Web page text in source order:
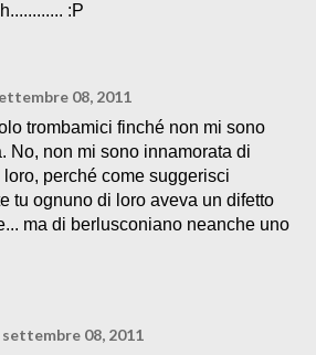
:P
08, 2011
trombamici finché non mi sono
No, non mi sono innamorata di
perché come suggerisci
tu ognuno di loro aveva un difetto
ma di berlusconiano neanche uno
settembre 08, 2011